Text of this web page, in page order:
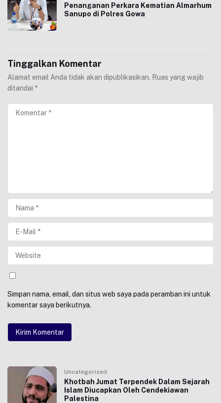
Penanganan Perkara Kematian Almarhum
Sanupo di Polres Gowa
Tinggalkan Komentar
Alamat email Anda tidak akan dipublikasikan. Ruas yang wajib
ditandai *
Simpan nama, email, dan situs web saya pada peramban ini untuk
komentar saya berikutnya.
Uncategorized
Khotbah Jumat Terpendek Dalam Sejarah
Islam Diucapkan Oleh Cendekiawan
Palestina